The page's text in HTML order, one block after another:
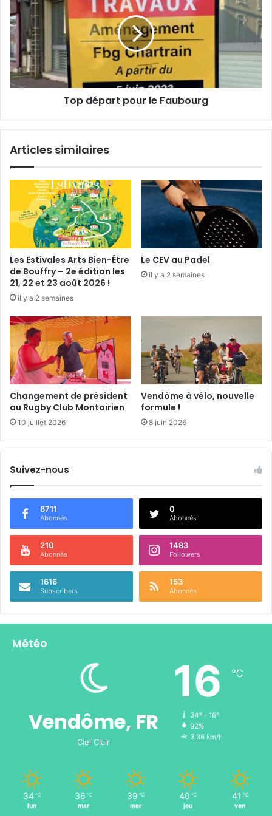
a
i
l
t
e
s
f
i
l
m
p
d
é
p
a
r
t
l
b
u
g
Top départ pour le Faubourg
Articles similaires
Les Estivales Arts Bien-Être
de Bouffry – 2e édition les
21, 22 et 23 août 2026 !
il y a 2 semaines
Le CEV au Padel
il y a 2 semaines
Changement de président
au Rugby Club Montoirien
10 juillet 2026
Vendôme à vélo, nouvelle
formule !
8 juin 2026
Suivez-nous
8711
Abonnés
0
Abonnés
210
Abonnés
1483
Followers
1616
Subscribers
153
Abonnés
Météo
Vendôme, FR
Ciel Clair
16 ℃
34º - 16º
92%
3.36 km/h
34 ℃
lun
36 ℃
mar
39 ℃
mer
40 ℃
jeu
41 ℃
ven